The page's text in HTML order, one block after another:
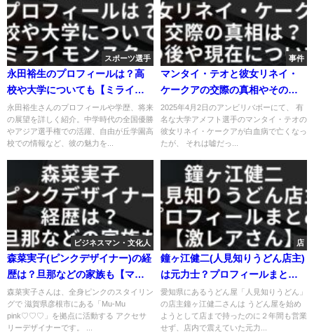
スポーツ選手
永田裕生のプロフィールは？高
校や大学についても【ミライモ
ンスター】
永田裕生さんのプロフィールや学歴、将来
の展望を詳しく紹介。中学時代の全国優勝
やアジア選手権での活躍、自由が丘学園高
校での情報など、彼の魅力を...
事件
マンタイ・テオと彼女リネイ・
ケークアの交際の真相やその後
現在についてもまとめ
2025年4月2日のアンビリバボーにて、 有
名な大学アメフト選手のマンタイ・テオの
彼女リネイ・ケークアが白血病で亡くなっ
たが、 それは嘘だっ...
ビジネスマン・文化人
森菜実子(ピンクデザイナー)の経
歴は？旦那などの家族も【マツ
コの知らない世界】
森菜実子さんは、全身ピンクのスタイリン
グで 滋賀県彦根市にある「Mu-Mu
pink♡♡♡」を拠点に活動する アクセサ
リーデザイナーです。 ...
店
鐘ヶ江健二(人見知りうどん店主)
は元力士？プロフィールまとめ
【激レアさん】
愛知県にあるうどん屋「人見知りうどん」
の店主鐘ヶ江健二さんは うどん屋を始め
ようとして店まで持ったのに２年間も営業
せず、店内で震えていた元力...